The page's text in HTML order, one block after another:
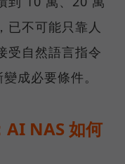
已不可能只靠人
受自然語言指令
成必要條件。
AI NAS 如何